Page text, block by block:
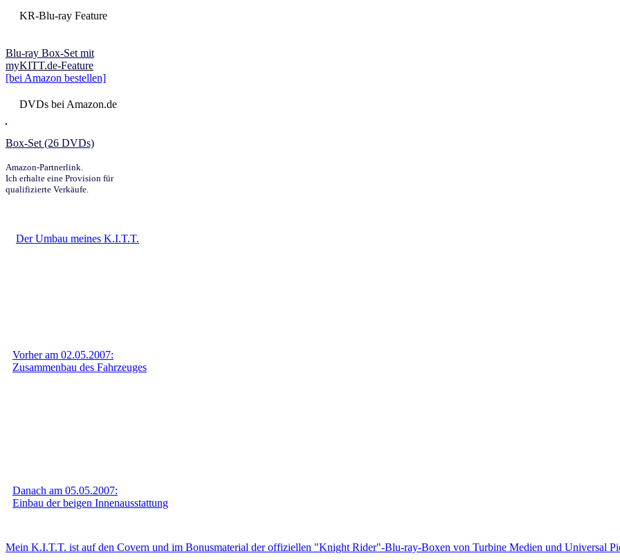
KR-Blu-ray Feature
Blu-ray Box-Set mit
myKITT.de-Feature
[bei Amazon bestellen]
DVDs bei Amazon.de
Box-Set (26 DVDs)
Amazon-Partnerlink.
Ich erhalte eine Provision für
qualifizierte Verkäufe.
Der Umbau meines K.I.T.T.
Vorher am 02.05.2007:
Zusammenbau des Fahrzeuges
Danach am 05.05.2007:
Einbau der beigen Innenausstattung
Mein K.I.T.T. ist auf den Covern und im Bonusmaterial der offiziellen "Knight Rider"-Blu-ray-Boxen von Turbine Medien und Universal